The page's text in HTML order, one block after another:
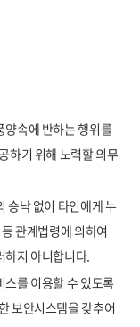
양속에 반하는 행위를
하기 위해 노력할 의무
승낙 없이 타인에게 누
관계법령에 의하여
하지 아니합니다.
를 이용할 수 있도록
보안시스템을 갖추어